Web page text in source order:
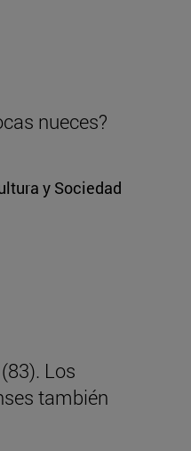
nueces?
y Sociedad
Los
también